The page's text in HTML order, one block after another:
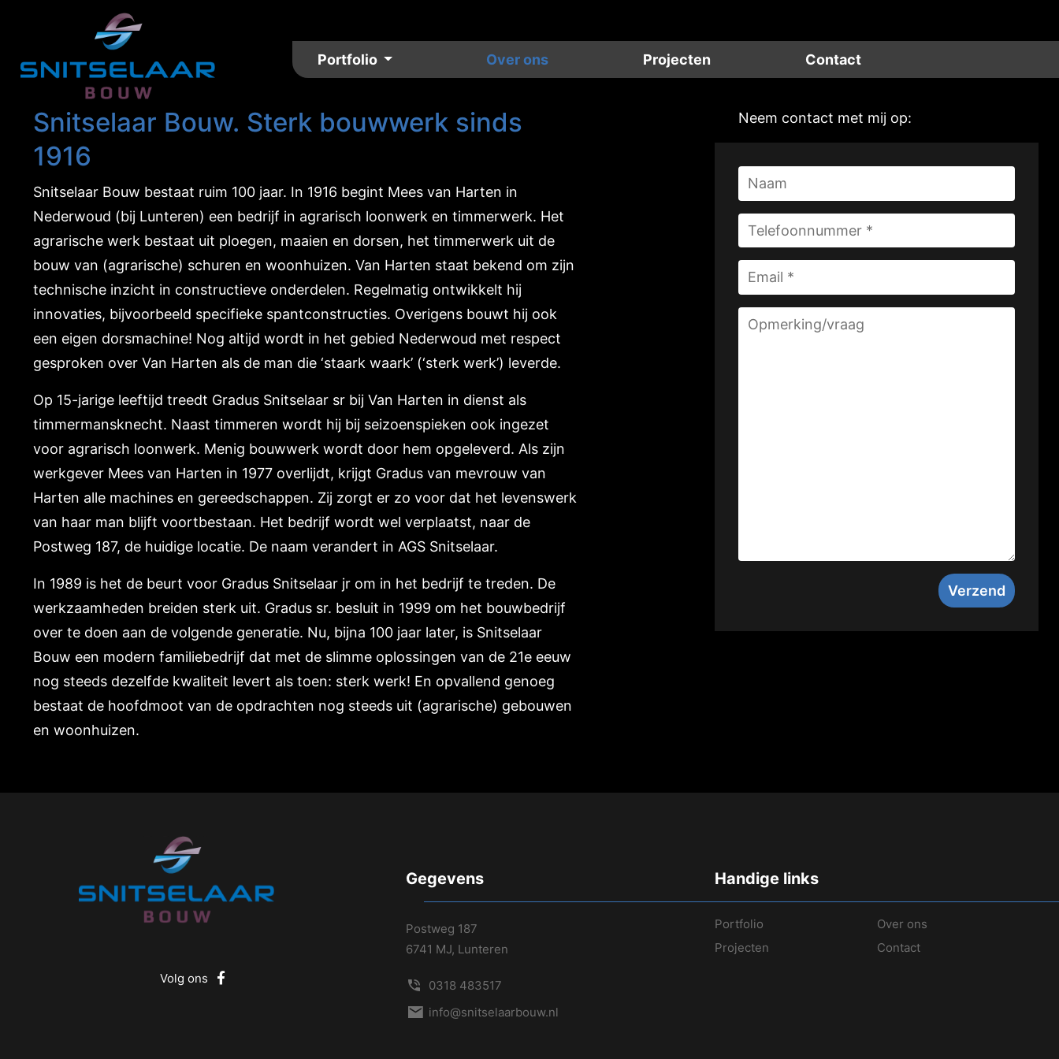
Portfolio Over ons Projecten Contact
Snitselaar Bouw. Sterk bouwwerk sinds
1916
Snitselaar Bouw bestaat ruim 100 jaar. In 1916 begint Mees van Harten in
Nederwoud (bij Lunteren) een bedrijf in agrarisch loonwerk en timmerwerk. Het
agrarische werk bestaat uit ploegen, maaien en dorsen, het timmerwerk uit de
bouw van (agrarische) schuren en woonhuizen. Van Harten staat bekend om zijn
technische inzicht in constructieve onderdelen. Regelmatig ontwikkelt hij
innovaties, bijvoorbeeld specifieke spantconstructies. Overigens bouwt hij ook
een eigen dorsmachine! Nog altijd wordt in het gebied Nederwoud met respect
gesproken over Van Harten als de man die ‘staark waark’ (‘sterk werk’) leverde.
Op 15-jarige leeftijd treedt Gradus Snitselaar sr bij Van Harten in dienst als
timmermansknecht. Naast timmeren wordt hij bij seizoenspieken ook ingezet
voor agrarisch loonwerk. Menig bouwwerk wordt door hem opgeleverd. Als zijn
werkgever Mees van Harten in 1977 overlijdt, krijgt Gradus van mevrouw van
Harten alle machines en gereedschappen. Zij zorgt er zo voor dat het levenswerk
van haar man blijft voortbestaan. Het bedrijf wordt wel verplaatst, naar de
Postweg 187, de huidige locatie. De naam verandert in AGS Snitselaar.
In 1989 is het de beurt voor Gradus Snitselaar jr om in het bedrijf te treden. De
werkzaamheden breiden sterk uit. Gradus sr. besluit in 1999 om het bouwbedrijf
over te doen aan de volgende generatie. Nu, bijna 100 jaar later, is Snitselaar
Bouw een modern familiebedrijf dat met de slimme oplossingen van de 21e eeuw
nog steeds dezelfde kwaliteit levert als toen: sterk werk! En opvallend genoeg
bestaat de hoofdmoot van de opdrachten nog steeds uit (agrarische) gebouwen
en woonhuizen.
Neem contact met mij op:
Volg ons
Gegevens
Postweg 187
6741 MJ, Lunteren
0318 483517
info@snitselaarbouw.nl
Handige links
Portfolio
Over ons
Projecten
Contact